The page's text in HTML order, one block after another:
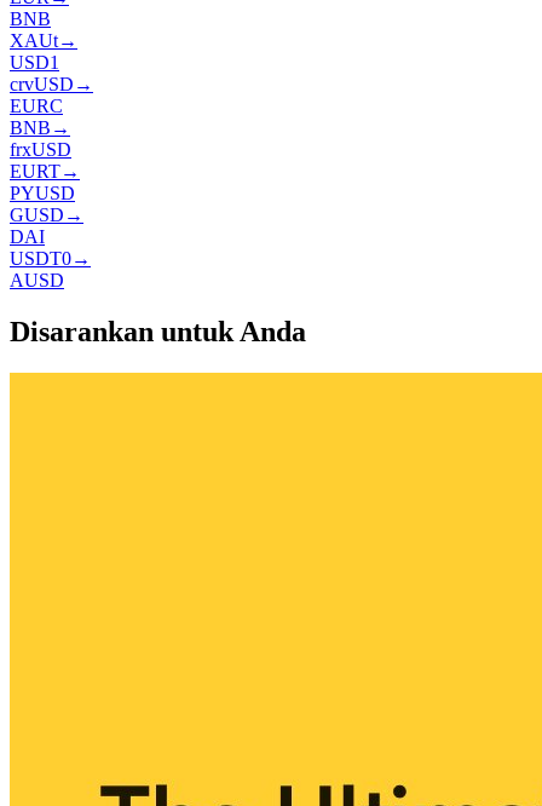
BNB
XAUt→
USD1
crvUSD →
EURC
BNB →
frxUSD
EURT→
PYUSD
GUSD →
DAI
USDT0→
AUSD
Disarankan untuk Anda